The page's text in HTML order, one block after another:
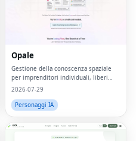
Opale
Gestione della conoscenza spaziale
per imprenditori individuali, liberi
professionisti e pensatori
2026-07-29
Personaggi IA